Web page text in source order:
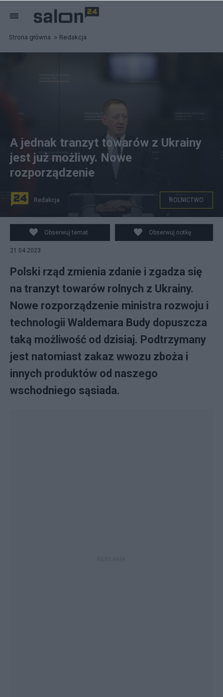
Strona główna Redakcja
A jednak tranzyt towarów z Ukrainy
jest już możliwy. Nowe
rozporządzenie
Redakcja ROLNICTWO
Obserwuj temat Obserwuj notkę
21.04.2023
Polski rząd zmienia zdanie i zgadza się
na tranzyt towarów rolnych z Ukrainy.
Nowe rozporządzenie ministra rozwoju i
technologii Waldemara Budy dopuszcza
taką możliwość od dzisiaj. Podtrzymany
jest natomiast zakaz wwozu zboża i
innych produktów od naszego
wschodniego sąsiada.